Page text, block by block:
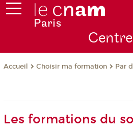
Centre
Accueil Choisir ma formation Par
Les formations du